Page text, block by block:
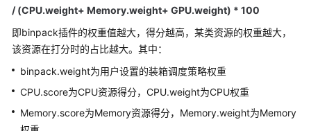
SDK
考
Skill
参
/ (CPU.weight+ Memory.weight+ GPU.weight) * 100
即binpack插件的权重值越大，得分越高，某类资源的权重越大，
该资源在打分时的占比越大。其中：
binpack.weight为用户设置的装箱调度策略权重
CPU.score为CPU资源得分，CPU.weight为CPU权重
Memory.score为Memory资源得分，Memory.weight为Memory